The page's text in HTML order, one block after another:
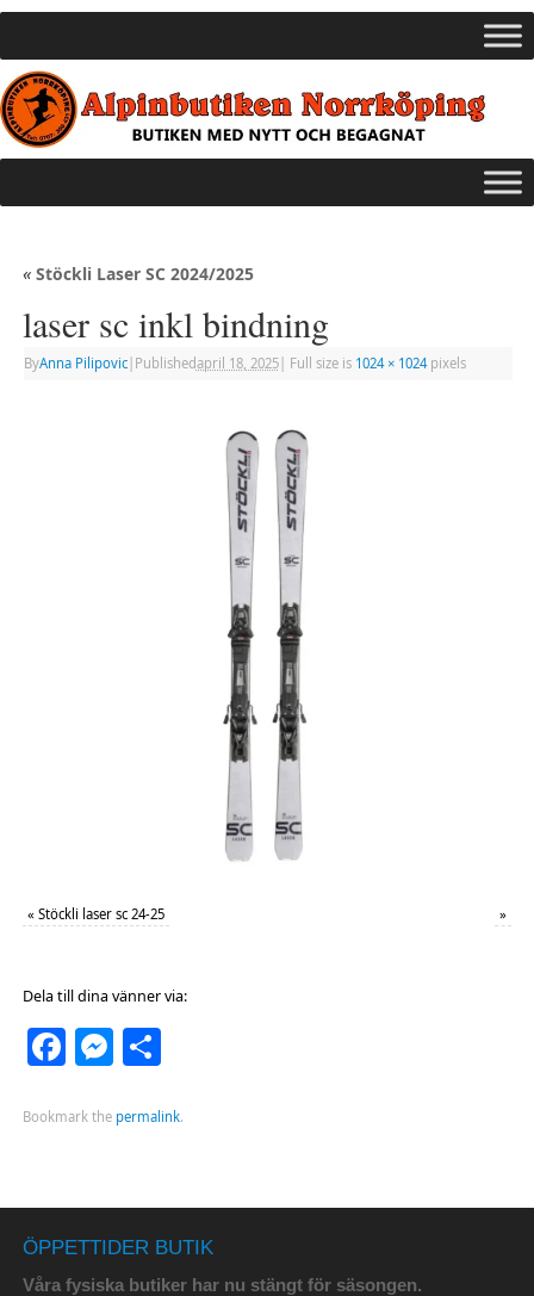
«Stöckli Laser SC 2024/2025
laser sc inkl bindning
ByAnna Pilipovic| Publishedapril 18, 2025| Full size is 1024 × 1024pixels
« Stöckli laser sc 24-25 »
Dela till dina vänner via:
Facebook
Messenger
Dela
Bookmark the permalink.
ÖPPETTIDER BUTIK
Våra fysiska butiker har nu stängt för säsongen.